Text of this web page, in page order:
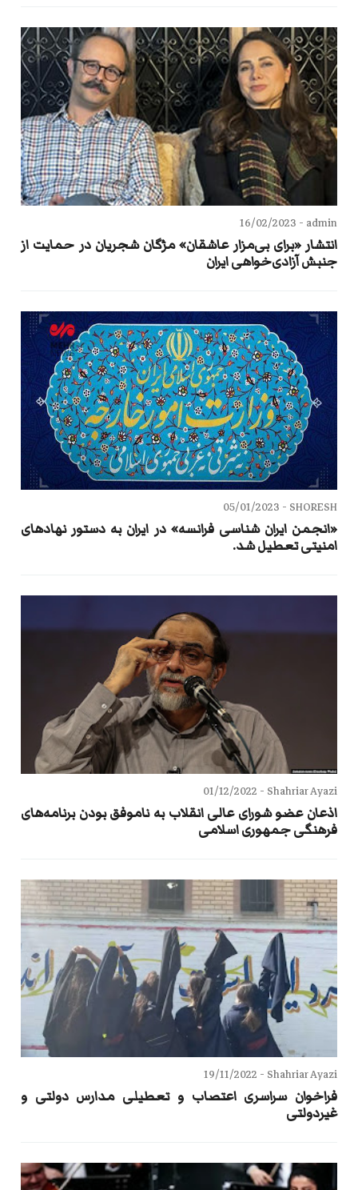
admin -
16/02/2023
انتشار «برای بی‌مزار عاشقان» مژگان شجریان در حمایت از
جنبش آزادی‌خواهی ایران
SHORESH -
05/01/2023
«انجمن ایران شناسی فرانسه» در ایران به دستور نهادهای
امنیتی تعطیل شد.
Shahriar Ayazi -
01/12/2022
اذعان عضو شورای عالی انقلاب به ناموفق بودن برنامه‌های
فرهنگی جمهوری اسلامی
Shahriar Ayazi -
19/11/2022
فراخوان سراسری اعتصاب و تعطیلی مدارس دولتی و
غیردولتی